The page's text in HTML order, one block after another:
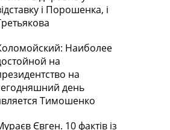
і Порошенка, і
Наиболее
на
на
день
Тимошенко
Євген. 10 фактів із